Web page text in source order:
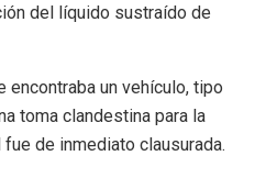
del líquido sustraído de
encontraba un vehículo, tipo
toma clandestina para la
de inmediato clausurada.